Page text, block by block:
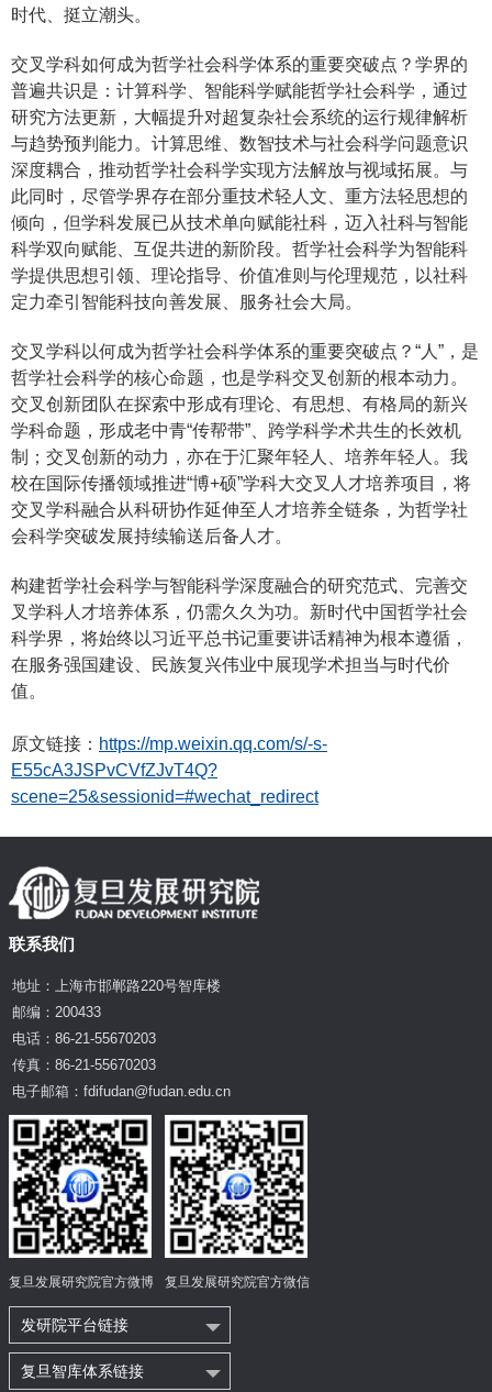
时代、挺立潮头。
交叉学科如何成为哲学社会科学体系的重要突破点？学界的
普遍共识是：计算科学、智能科学赋能哲学社会科学，通过
研究方法更新，大幅提升对超复杂社会系统的运行规律解析
与趋势预判能力。计算思维、数智技术与社会科学问题意识
深度耦合，推动哲学社会科学实现方法解放与视域拓展。与
此同时，尽管学界存在部分重技术轻人文、重方法轻思想的
倾向，但学科发展已从技术单向赋能社科，迈入社科与智能
科学双向赋能、互促共进的新阶段。哲学社会科学为智能科
学提供思想引领、理论指导、价值准则与伦理规范，以社科
定力牵引智能科技向善发展、服务社会大局。
交叉学科以何成为哲学社会科学体系的重要突破点？“人”，是
哲学社会科学的核心命题，也是学科交叉创新的根本动力。
交叉创新团队在探索中形成有理论、有思想、有格局的新兴
学科命题，形成老中青“传帮带”、跨学科学术共生的长效机
制；交叉创新的动力，亦在于汇聚年轻人、培养年轻人。我
校在国际传播领域推进“博+硕”学科大交叉人才培养项目，将
交叉学科融合从科研协作延伸至人才培养全链条，为哲学社
会科学突破发展持续输送后备人才。
构建哲学社会科学与智能科学深度融合的研究范式、完善交
叉学科人才培养体系，仍需久久为功。新时代中国哲学社会
科学界，将始终以习近平总书记重要讲话精神为根本遵循，
在服务强国建设、民族复兴伟业中展现学术担当与时代价
值。
原文链接： https://mp.weixin.qq.com/s/-s-
E55cA3JSPvCVfZJvT4Q?
scene=25&sessionid=#wechat_redirect
联系我们
地址：上海市邯郸路220号智库楼
邮编：200433
电话：86-21-55670203
传真：86-21-55670203
电子邮箱：fdifudan@fudan.edu.cn
复旦发展研究院官方微博 复旦发展研究院官方微信
发研院平台链接
复旦智库体系链接